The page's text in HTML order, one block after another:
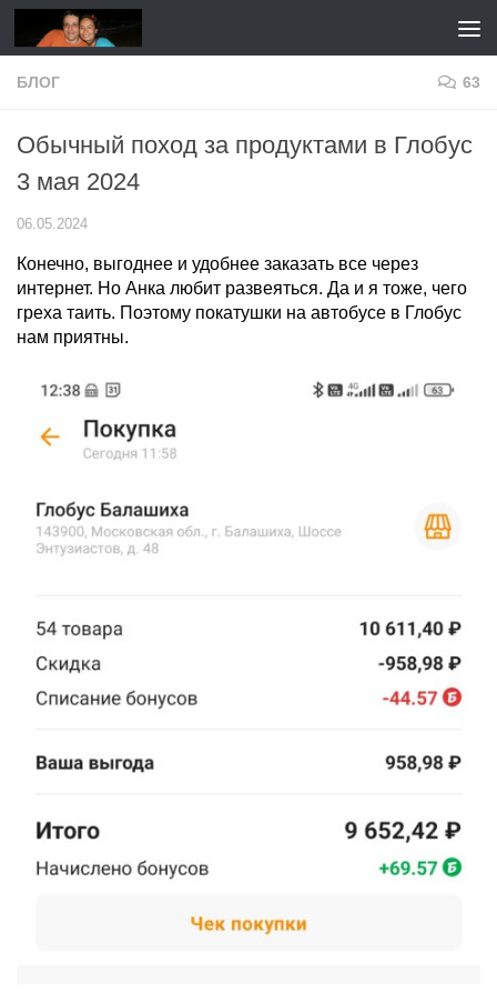
Перейти к содержимому
БЛОГ 63
Обычный поход за продуктами в Глобус
3 мая 2024
06.05.2024
Конечно, выгоднее и удобнее заказать все через
интернет. Но Анка любит развеяться. Да и я тоже, чего
греха таить. Поэтому покатушки на автобусе в Глобус
нам приятны.